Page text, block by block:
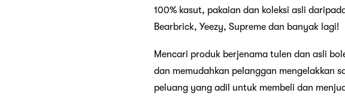
100% kasut, pakaian dan koleksi asli
Bearbrick, Yeezy, Supreme dan banyak lagi!
Mencari produk berjenama tulen dan asli
dan memudahkan pelanggan mengelakkan
peluang yang adil untuk membeli dan